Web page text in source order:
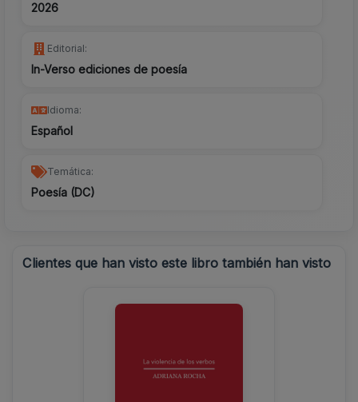
2026
Editorial:
In-Verso ediciones de poesía
Idioma:
Español
Temática:
Poesía (DC)
Clientes que han visto este libro también han visto